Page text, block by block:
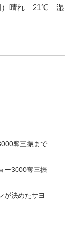
間）晴れ 21℃ 湿
奪三振まで
ー3000奪三振
が決めたサヨ